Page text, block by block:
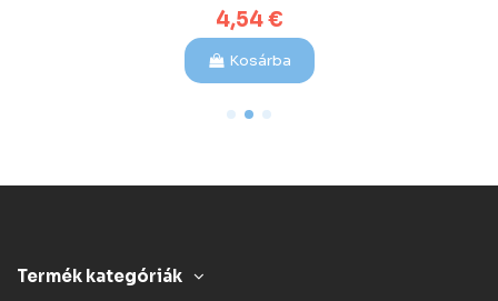
4,54 €
Kosárba
Termék kategóriák